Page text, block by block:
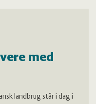
med
landbrug står i dag i